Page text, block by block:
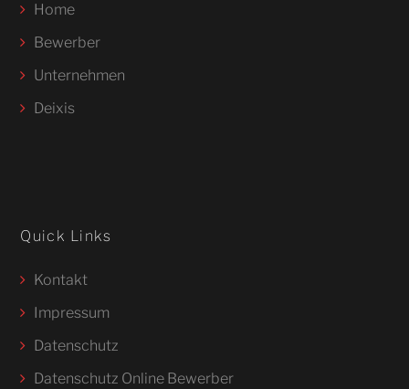
Home
Bewerber
Unternehmen
Deixis
Quick Links
Kontakt
Impressum
Datenschutz
Datenschutz Online Bewerber